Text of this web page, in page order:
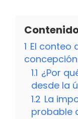
1 El conteo
1.1 ¿Por
desde la
1.2 La
probable